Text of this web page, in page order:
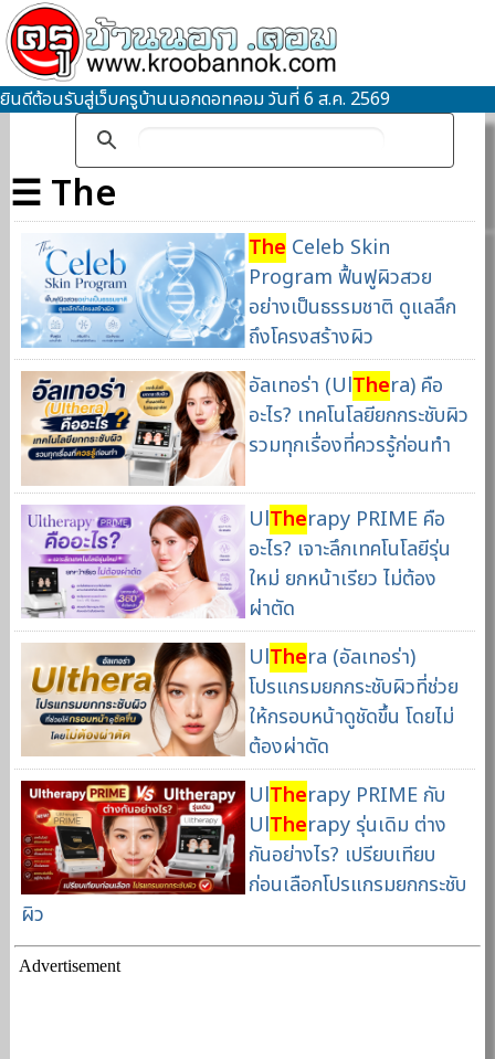
ยินดีต้อนรับสู่เว็บครูบ้านนอกดอทคอม วันที่ 6 ส.ค. 2569
☰ The
The Celeb Skin
Program ฟื้นฟูผิวสวย
อย่างเป็นธรรมชาติ ดูแลลึก
ถึงโครงสร้างผิว
อัลเทอร่า (UlThera) คือ
อะไร? เทคโนโลยียกกระชับผิว
รวมทุกเรื่องที่ควรรู้ก่อนทำ
UlTherapy PRIME คือ
อะไร? เจาะลึกเทคโนโลยีรุ่น
ใหม่ ยกหน้าเรียว ไม่ต้อง
ผ่าตัด
UlThera (อัลเทอร่า)
โปรแกรมยกกระชับผิวที่ช่วย
ให้กรอบหน้าดูชัดขึ้น โดยไม่
ต้องผ่าตัด
UlTherapy PRIME กับ
UlTherapy รุ่นเดิม ต่าง
กันอย่างไร? เปรียบเทียบ
ก่อนเลือกโปรแกรมยกกระชับ
ผิว
Advertisement